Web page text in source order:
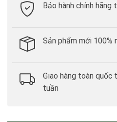
Bảo hành chính hãng
Sản phẩm mới 100%
Giao hàng toàn
tuần